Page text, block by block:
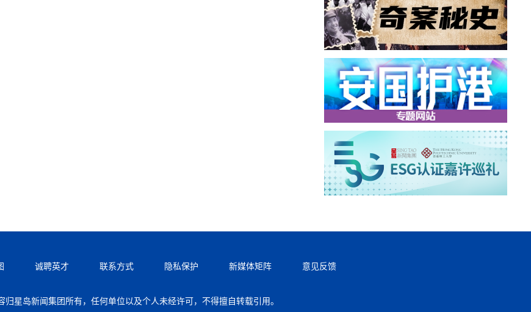
诚聘英才 联系方式 隐私保护 新媒体矩阵 意见反馈
归星岛新闻集团所有，任何单位以及个人未经许可，不得擅自转载引用。